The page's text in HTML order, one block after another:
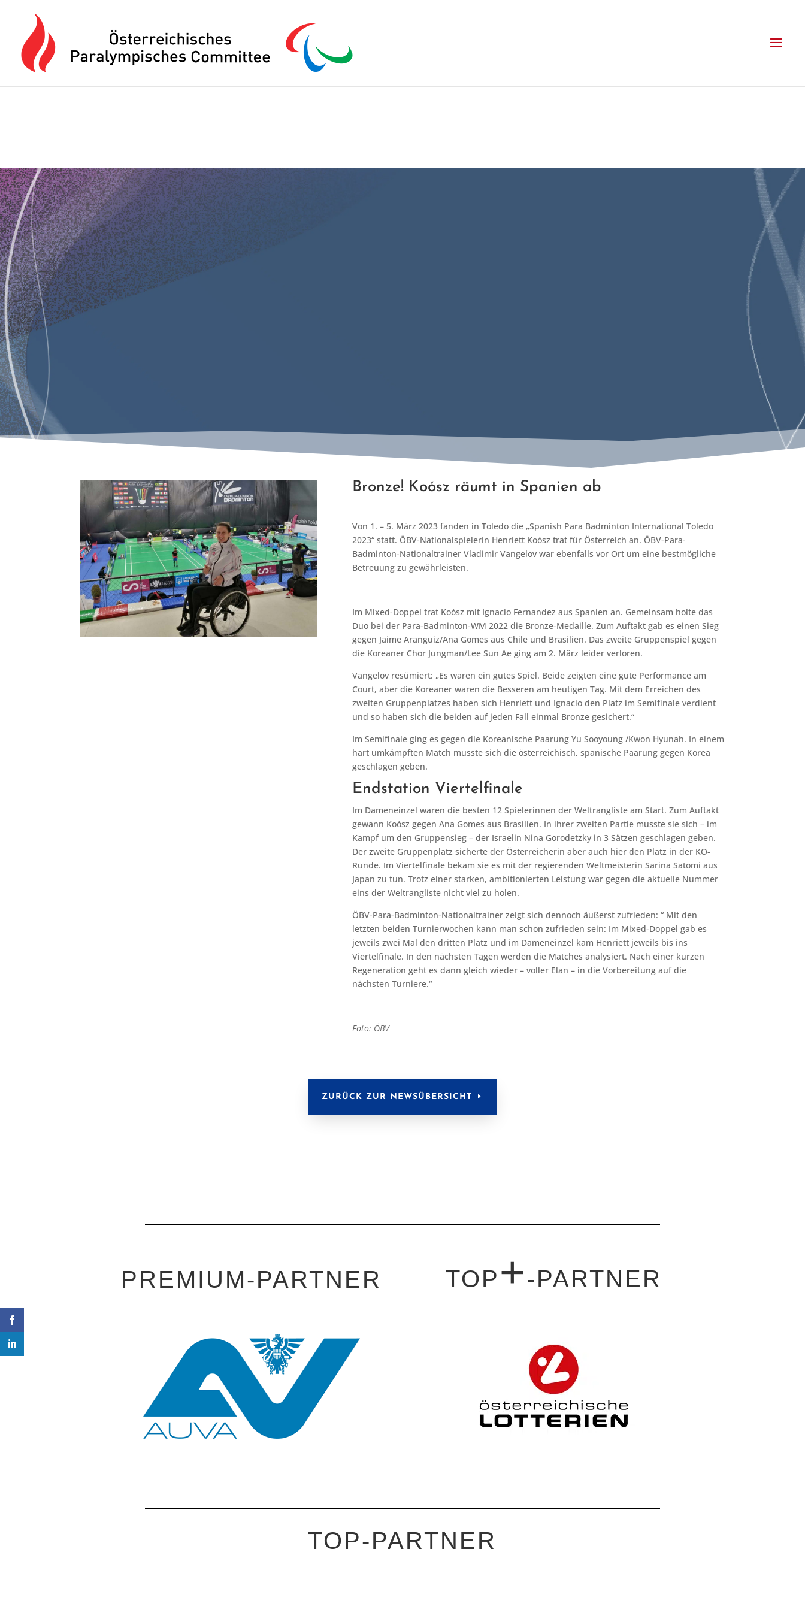
Bronze! Koósz räumt in Spanien ab
Von 1. – 5. März 2023 fanden in Toledo die „Spanish Para Badminton International Toledo
2023“ statt. ÖBV-Nationalspielerin Henriett Koósz trat für Österreich an. ÖBV-Para-
Badminton-Nationaltrainer Vladimir Vangelov war ebenfalls vor Ort um eine bestmögliche
Betreuung zu gewährleisten.
Im Mixed-Doppel trat Koósz mit Ignacio Fernandez aus Spanien an. Gemeinsam holte das
Duo bei der Para-Badminton-WM 2022 die Bronze-Medaille. Zum Auftakt gab es einen Sieg
gegen Jaime Aranguiz/Ana Gomes aus Chile und Brasilien. Das zweite Gruppenspiel gegen
die Koreaner Chor Jungman/Lee Sun Ae ging am 2. März leider verloren.
Vangelov resümiert: „Es waren ein gutes Spiel. Beide zeigten eine gute Performance am
Court, aber die Koreaner waren die Besseren am heutigen Tag. Mit dem Erreichen des
zweiten Gruppenplatzes haben sich Henriett und Ignacio den Platz im Semifinale verdient
und so haben sich die beiden auf jeden Fall einmal Bronze gesichert.“
Im Semifinale ging es gegen die Koreanische Paarung Yu Sooyoung /Kwon Hyunah. In einem
hart umkämpften Match musste sich die österreichisch, spanische Paarung gegen Korea
geschlagen geben.
Endstation Viertelfinale
Im Dameneinzel waren die besten 12 Spielerinnen der Weltrangliste am Start. Zum Auftakt
gewann Koósz gegen Ana Gomes aus Brasilien. In ihrer zweiten Partie musste sie sich – im
Kampf um den Gruppensieg – der Israelin Nina Gorodetzky in 3 Sätzen geschlagen geben.
Der zweite Gruppenplatz sicherte der Österreicherin aber auch hier den Platz in der KO-
Runde. Im Viertelfinale bekam sie es mit der regierenden Weltmeisterin Sarina Satomi aus
Japan zu tun. Trotz einer starken, ambitionierten Leistung war gegen die aktuelle Nummer
eins der Weltrangliste nicht viel zu holen.
ÖBV-Para-Badminton-Nationaltrainer zeigt sich dennoch äußerst zufrieden: “ Mit den
letzten beiden Turnierwochen kann man schon zufrieden sein: Im Mixed-Doppel gab es
jeweils zwei Mal den dritten Platz und im Dameneinzel kam Henriett jeweils bis ins
Viertelfinale. In den nächsten Tagen werden die Matches analysiert. Nach einer kurzen
Regeneration geht es dann gleich wieder – voller Elan – in die Vorbereitung auf die
nächsten Turniere.“
Foto: ÖBV
ZURÜCK ZUR NEWSÜBERSICHT
PREMIUM-PARTNER TOP+-PARTNER
TOP-PARTNER